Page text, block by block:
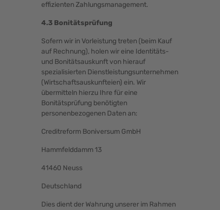
effizienten Zahlungsmanagement.
4.3 Bonitätsprüfung
Sofern wir in Vorleistung treten (beim Kauf
auf Rechnung), holen wir eine Identitäts-
und Bonitätsauskunft von hierauf
spezialisierten Dienstleistungsunternehmen
(Wirtschaftsauskunfteien) ein. Wir
übermitteln hierzu Ihre für eine
Bonitätsprüfung benötigten
personenbezogenen Daten an:
Creditreform Boniversum GmbH
Hammfelddamm 13
41460 Neuss
Deutschland
Dies dient der Wahrung unserer im Rahmen